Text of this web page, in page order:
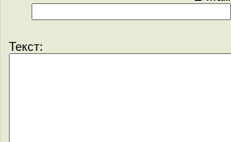
Текст: